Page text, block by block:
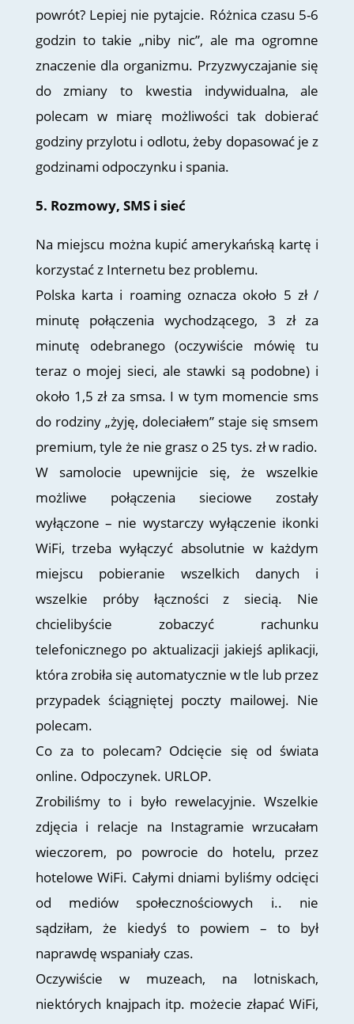
powrót? Lepiej nie pytajcie. Różnica czasu 5-6
godzin to takie „niby nic”, ale ma ogromne
znaczenie dla organizmu. Przyzwyczajanie się
do zmiany to kwestia indywidualna, ale
polecam w miarę możliwości tak dobierać
godziny przylotu i odlotu, żeby dopasować je z
godzinami odpoczynku i spania.
5. Rozmowy, SMS i sieć
Na miejscu można kupić amerykańską kartę i
korzystać z Internetu bez problemu.
Polska karta i roaming oznacza około 5 zł /
minutę połączenia wychodzącego, 3 zł za
minutę odebranego (oczywiście mówię tu
teraz o mojej sieci, ale stawki są podobne) i
około 1,5 zł za smsa. I w tym momencie sms
do rodziny „żyję, doleciałem” staje się smsem
premium, tyle że nie grasz o 25 tys. zł w radio.
W samolocie upewnijcie się, że wszelkie
możliwe połączenia sieciowe zostały
wyłączone – nie wystarczy wyłączenie ikonki
WiFi, trzeba wyłączyć absolutnie w każdym
miejscu pobieranie wszelkich danych i
wszelkie próby łączności z siecią. Nie
chcielibyście zobaczyć rachunku
telefonicznego po aktualizacji jakiejś aplikacji,
która zrobiła się automatycznie w tle lub przez
przypadek ściągniętej poczty mailowej. Nie
polecam.
Co za to polecam? Odcięcie się od świata
online. Odpoczynek. URLOP.
Zrobiliśmy to i było rewelacyjnie. Wszelkie
zdjęcia i relacje na Instagramie wrzucałam
wieczorem, po powrocie do hotelu, przez
hotelowe WiFi. Całymi dniami byliśmy odcięci
od mediów społecznościowych i.. nie
sądziłam, że kiedyś to powiem – to był
naprawdę wspaniały czas.
Oczywiście w muzeach, na lotniskach,
niektórych knajpach itp. możecie złapać WiFi,